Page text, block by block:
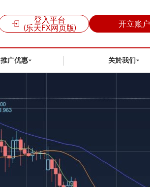
登入平台
(乐天FX网页版)
开立账户
推广优惠 关於我们